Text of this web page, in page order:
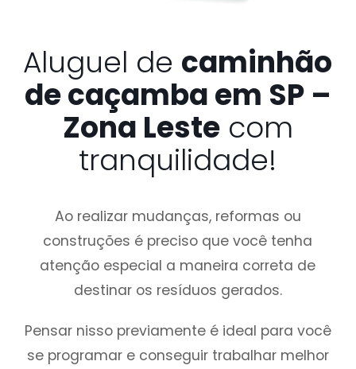
Aluguel de caminhão
de caçamba em SP –
Zona Lestecom
tranquilidade!
Ao realizar mudanças, reformas ou
construções é preciso que você tenha
atenção especial a maneira correta de
destinar os resíduos gerados.
Pensar nisso previamente é ideal para você
se programar e conseguir trabalhar melhor